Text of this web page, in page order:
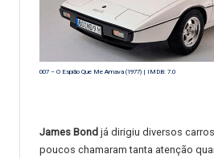
007 – O Espião Que Me Amava (1977) | IMDB: 7.0
James Bond já dirigiu diversos
poucos chamaram tanta atenção